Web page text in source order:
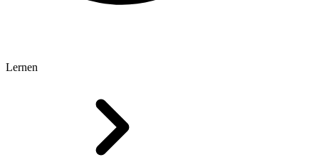
Lernen